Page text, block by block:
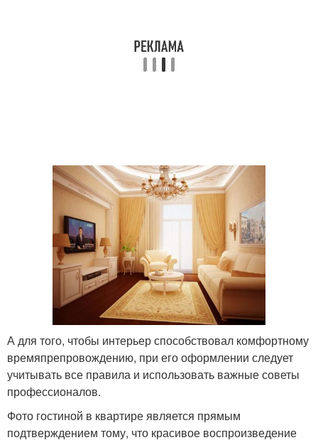
А для того, чтобы интерьер способствовал комфортному
времяпрепровождению, при его оформлении следует
учитывать все правила и использовать важные советы
профессионалов.
Фото гостиной в квартире является прямым
подтверждением тому, что красивое воспроизведение